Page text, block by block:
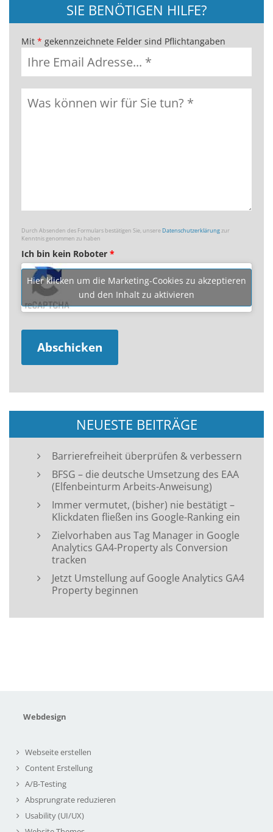
SIE BENÖTIGEN HILFE?
Mit * gekennzeichnete Felder sind Pflichtangaben
Durch Absenden des Formulars bestätigen Sie, unsereDatenschutzerklärungzur
Kenntnis genommen zu haben
Ich bin kein Roboter *
Hier klicken um die Marketing-Cookies zu akzeptieren
und den Inhalt zu aktivieren
NEUESTE BEITRÄGE
Barrierefreiheit überprüfen & verbessern
BFSG – die deutsche Umsetzung des EAA
(Elfenbeinturm Arbeits-Anweisung)
Immer vermutet, (bisher) nie bestätigt –
Klickdaten fließen ins Google-Ranking ein
Zielvorhaben aus Tag Manager in Google
Analytics GA4-Property als Conversion
tracken
Jetzt Umstellung auf Google Analytics GA4
Property beginnen
Webdesign
Webseite erstellen
Content Erstellung
A/B-Testing
Absprungrate reduzieren
Usability (UI/UX)